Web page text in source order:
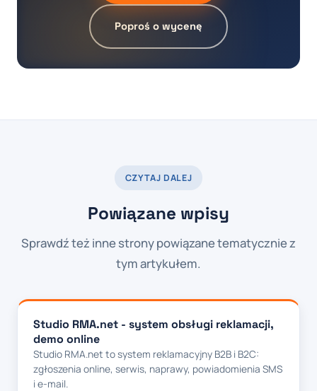
Poproś o wycenę
CZYTAJ DALEJ
Powiązane wpisy
Sprawdź też inne strony powiązane tematycznie z
tym artykułem.
Studio RMA.net - system obsługi reklamacji,
demo online
Studio RMA.net to system reklamacyjny B2B i B2C:
zgłoszenia online, serwis, naprawy, powiadomienia SMS
i e-mail.